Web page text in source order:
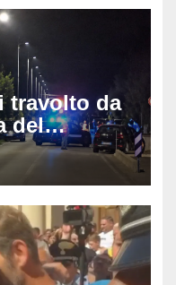
travolto da
del
a